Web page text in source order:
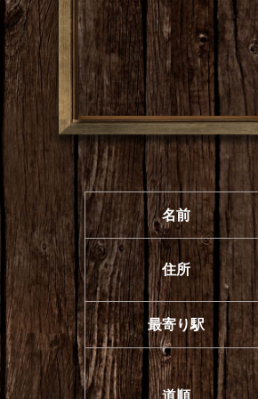
名前
住所
最寄り駅